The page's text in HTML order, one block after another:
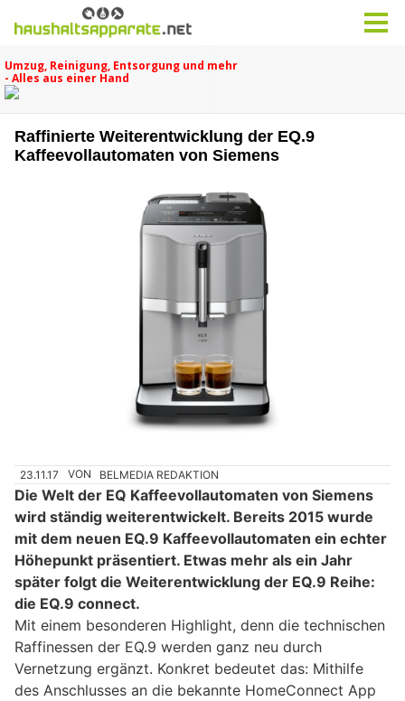
Raffinierte Weiterentwicklung der EQ.9
Kaffeevollautomaten von Siemens
23.11.17 VON BELMEDIA REDAKTION
Die Welt der EQ Kaffeevollautomaten von Siemens
wird ständig weiterentwickelt. Bereits 2015 wurde
mit dem neuen EQ.9 Kaffeevollautomaten ein echter
Höhepunkt präsentiert. Etwas mehr als ein Jahr
später folgt die Weiterentwicklung der EQ.9 Reihe:
die EQ.9 connect.
Mit einem besonderen Highlight, denn die technischen
Raffinessen der EQ.9 werden ganz neu durch
Vernetzung ergänzt. Konkret bedeutet das: Mithilfe
des Anschlusses an die bekannte HomeConnect App